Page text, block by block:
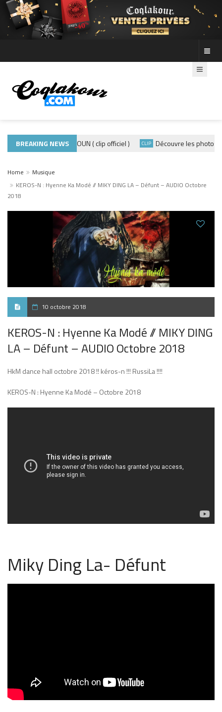
BREAKING NEWS
ADE440 – GRAMOUN ( clip officiel ) CLIP Découvre les photos de la
Home
Musique
KEROS-N : Hyenne Ka Modé // MIKY DING LA – Défunt – AUDIO Octobre
2018
10 octobre 2018
KEROS-N : Hyenne Ka Modé // MIKY DING
LA – Défunt – AUDIO Octobre 2018
HkM dance hall octobre 2018 !! kéros-n !!! RussiLa !!!!
KEROS-N : Hyenne Ka Modé – Octobre 2018
Miky Ding La- Défunt